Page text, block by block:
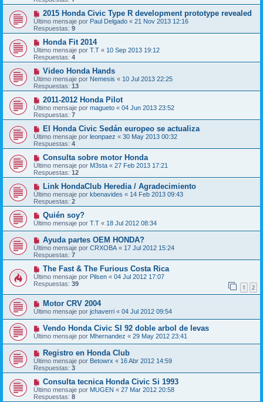
2015 Honda Civic Type R development prototype revealed
Último mensaje por Paul Delgado « 21 Nov 2013 12:16
Respuestas: 9
Honda Fit 2014
Último mensaje por T.T « 10 Sep 2013 19:12
Respuestas: 4
Video Honda Hands
Último mensaje por Nemesis « 10 Jul 2013 22:25
Respuestas: 13
2011-2012 Honda Pilot
Último mensaje por magueto « 04 Jun 2013 23:52
Respuestas: 7
El Honda Civic Sedán europeo se actualiza
Último mensaje por leonpaez « 30 May 2013 00:32
Respuestas: 4
Consulta sobre motor Honda
Último mensaje por M3sta « 27 Feb 2013 17:21
Respuestas: 12
Link HondaClub Heredia / Agradecimiento
Último mensaje por kbenavides « 14 Feb 2013 09:43
Respuestas: 2
Quién soy?
Último mensaje por T.T « 18 Jul 2012 08:34
Ayuda partes OEM HONDA?
Último mensaje por CRXOBA « 17 Jul 2012 15:24
Respuestas: 7
The Fast & The Furious Costa Rica
Último mensaje por Pilsen « 04 Jul 2012 17:07
Respuestas: 39 1 2
Motor CRV 2004
Último mensaje por jchaverri « 04 Jul 2012 09:54
Vendo Honda Civic SI 92 doble arbol de levas
Último mensaje por Mhernandez « 29 May 2012 23:41
Registro en Honda Club
Último mensaje por Betowrx « 16 Abr 2012 14:59
Respuestas: 3
Consulta tecnica Honda Civic Si 1993
Último mensaje por MUGEN « 27 Mar 2012 20:58
Respuestas: 8